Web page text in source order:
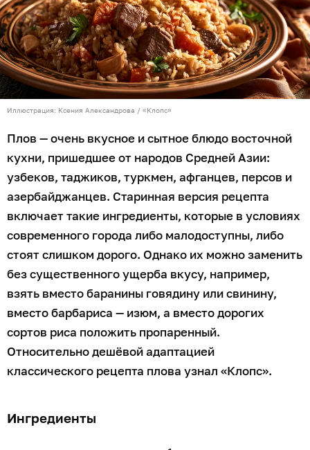
Иллюстрация: Ксения Александрова / «Клопс»
Плов — очень вкусное и сытное блюдо восточной
кухни, пришедшее от народов Средней Азии:
узбеков, таджиков, туркмен, афганцев, персов и
азербайджанцев. Старинная версия рецепта
включает такие ингредиенты, которые в условиях
современного города либо малодоступны, либо
стоят слишком дорого. Однако их можно заменить
без существенного ущерба вкусу, например,
взять вместо баранины говядину или свинину,
вместо барбариса — изюм, а вместо дорогих
сортов риса положить пропаренный.
Относительно дешёвой адаптацией
классического рецепта плова узнал «Клопс».
Ингредиенты